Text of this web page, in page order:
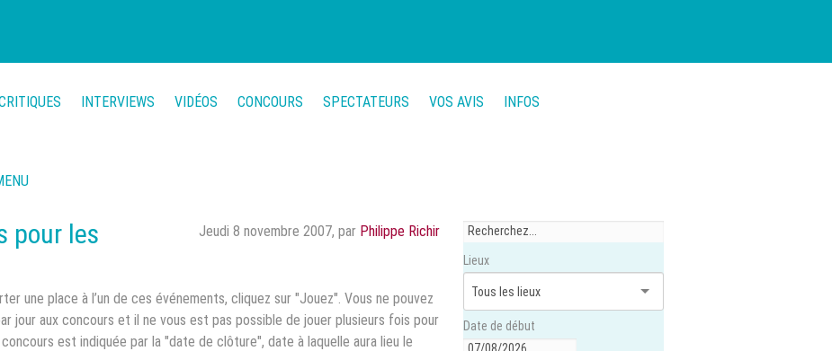
INTERVIEWS VIDÉOS CONCOURS SPECTATEURS VOS AVIS INFOS
Jeudi 8 novembre 2007, par Philippe Richir
pour les
une place à l’un de ces événements, cliquez sur "Jouez". Vous ne pouvez
jour aux concours et il ne vous est pas possible de jouer plusieurs fois pour
est indiquée par la "date de clôture", date à laquelle aura lieu le
Lieux
Date de début